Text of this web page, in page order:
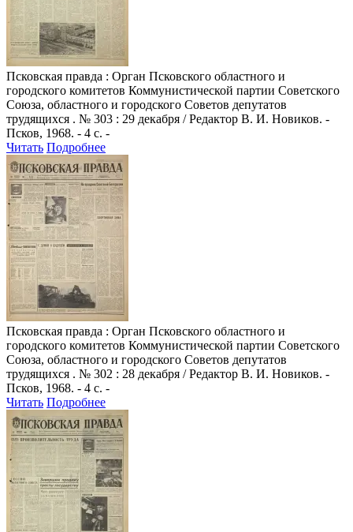
Псковская правда : Орган Псковского областного и
городского комитетов Коммунистической партии Советского
Союза, областного и городского Советов депутатов
трудящихся . № 303 : 29 декабря / Редактор В. И. Новиков. -
Псков, 1968. - 4 с. -
Читать Подробнее
Псковская правда : Орган Псковского областного и
городского комитетов Коммунистической партии Советского
Союза, областного и городского Советов депутатов
трудящихся . № 302 : 28 декабря / Редактор В. И. Новиков. -
Псков, 1968. - 4 с. -
Читать Подробнее